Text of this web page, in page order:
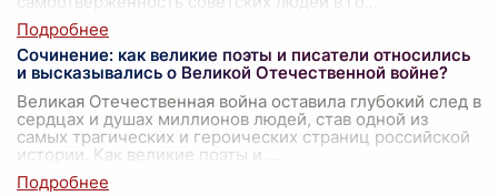
Сочинение: как великие поэты и писатели относились
и высказывались о Великой Отечественной войне?
Великая Отечественная война оставила глубокий след в
сердцах и душах миллионов людей, став одной из
самых трагических и героических страниц российской
истории. Как великие поэты и